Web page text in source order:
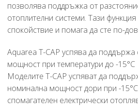
позволява поддръжка от
отоплителни системи. Тази
спокойствие и помага да сте по-
Aquarea T-CAP успява да
мощност при температури до -15°C
Моделите T-CAP успяват да
номинална мощност дори при -
спомагателен електрически